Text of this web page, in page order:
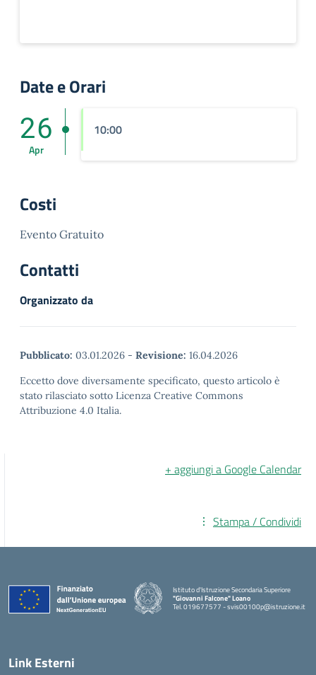
Date e Orari
26
Apr
10:00
Costi
Evento Gratuito
Contatti
Organizzato da
Pubblicato: 03.01.2026 - Revisione: 16.04.2026
Eccetto dove diversamente specificato, questo articolo è
stato rilasciato sotto Licenza Creative Commons
Attribuzione 4.0 Italia.
+ aggiungi a Google Calendar
Stampa / Condividi
Istituto d'Istruzione Secondaria Superiore
"Giovanni Falcone" Loano
Tel. 019677577 - svis00100p@istruzione.it
— Visita la pagina iniziale della scuola
Link Esterni